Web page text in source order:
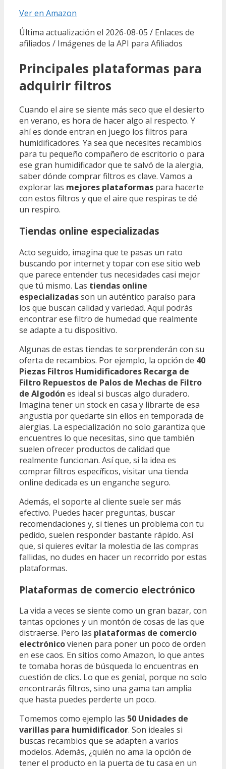
Ver en Amazon
Última actualización el 2026-08-05 / Enlaces de
afiliados / Imágenes de la API para Afiliados
Principales plataformas para
adquirir filtros
Cuando el aire se siente más seco que el desierto
en verano, es hora de hacer algo al respecto. Y
ahí es donde entran en juego los filtros para
humidificadores. Ya sea que necesites recambios
para tu pequeño compañero de escritorio o para
ese gran humidificador que te salvó de la alergia,
saber dónde comprar filtros es clave. Vamos a
explorar las mejores plataformas para hacerte
con estos filtros y que el aire que respiras te dé
un respiro.
Tiendas online especializadas
Acto seguido, imagina que te pasas un rato
buscando por internet y topar con ese sitio web
que parece entender tus necesidades casi mejor
que tú mismo. Las tiendas online
especializadasson un auténtico paraíso para
los que buscan calidad y variedad. Aquí podrás
encontrar ese filtro de humedad que realmente
se adapte a tu dispositivo.
Algunas de estas tiendas te sorprenderán con su
oferta de recambios. Por ejemplo, la opción de 40
Piezas Filtros Humidificadores Recarga de
Filtro Repuestos de Palos de Mechas de Filtro
de Algodón es ideal si buscas algo duradero.
Imagina tener un stock en casa y librarte de esa
angustia por quedarte sin ellos en temporada de
alergias. La especialización no solo garantiza que
encuentres lo que necesitas, sino que también
suelen ofrecer productos de calidad que
realmente funcionan. Así que, si la idea es
comprar filtros específicos, visitar una tienda
online dedicada es un enganche seguro.
Además, el soporte al cliente suele ser más
efectivo. Puedes hacer preguntas, buscar
recomendaciones y, si tienes un problema con tu
pedido, suelen responder bastante rápido. Así
que, si quieres evitar la molestia de las compras
fallidas, no dudes en hacer un recorrido por estas
plataformas.
Plataformas de comercio electrónico
La vida a veces se siente como un gran bazar, con
tantas opciones y un montón de cosas de las que
distraerse. Pero las plataformas de comercio
electrónicovienen para poner un poco de orden
en ese caos. En sitios como Amazon, lo que antes
te tomaba horas de búsqueda lo encuentras en
cuestión de clics. Lo que es genial, porque no solo
encontrarás filtros, sino una gama tan amplia
que hasta puedes perderte un poco.
Tomemos como ejemplo las 50 Unidades de
varillas para humidificador. Son ideales si
buscas recambios que se adapten a varios
modelos. Además, ¿quién no ama la opción de
tener el producto en la puerta de tu casa en un